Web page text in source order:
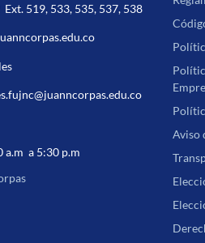
Ext. 519, 533, 535, 537, 538
a.m a 5:30 p.m
Aviso